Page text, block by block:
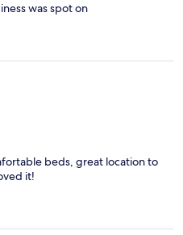
was spot on
beds, great location to
it!